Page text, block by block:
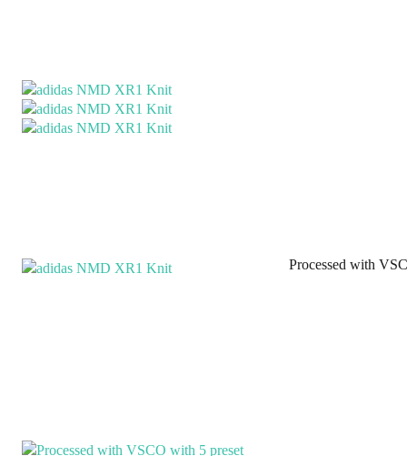
Processed with